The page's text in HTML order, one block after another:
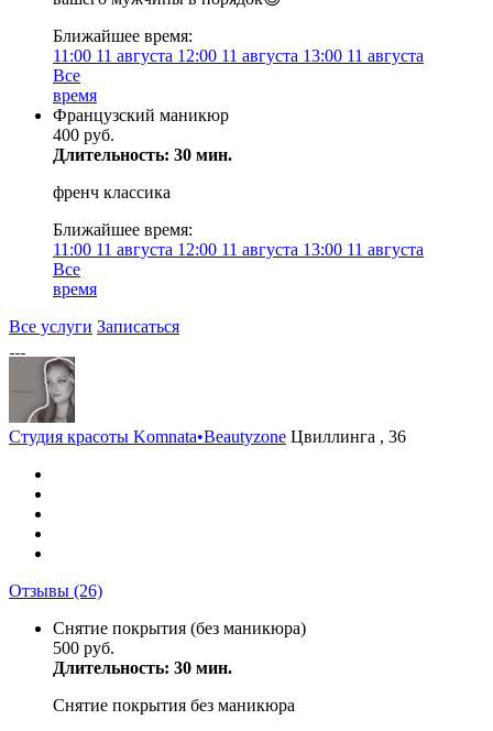
Ближайшее время:
11:00 11 августа 12:00 11 августа 13:00 11 августа
Все
время
Французский маникюр
400 руб.
Длительность: 30 мин.
френч классика
Ближайшее время:
11:00 11 августа 12:00 11 августа 13:00 11 августа
Все
время
Все услуги Записаться
Студия красоты Komnata•Beautyzone Цвиллинга , 36
Отзывы (26)
Снятие покрытия (без маникюра)
500 руб.
Длительность: 30 мин.
Снятие покрытия без маникюра